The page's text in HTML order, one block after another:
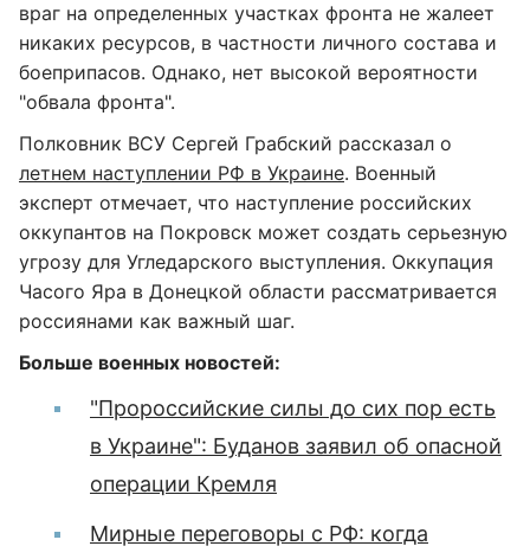
враг на определенных участках фронта не жалеет
никаких ресурсов, в частности личного состава и
боеприпасов. Однако, нет высокой вероятности
"обвала фронта".
Полковник ВСУ Сергей Грабский рассказал о
летнем наступлении РФ в Украине. Военный
эксперт отмечает, что наступление российских
оккупантов на Покровск может создать серьезную
угрозу для Угледарского выступления. Оккупация
Часого Яра в Донецкой области рассматривается
россиянами как важный шаг.
Больше военных новостей:
"Пророссийские силы до сих пор есть
в Украине": Буданов заявил об опасной
операции Кремля
Мирные переговоры с РФ: когда